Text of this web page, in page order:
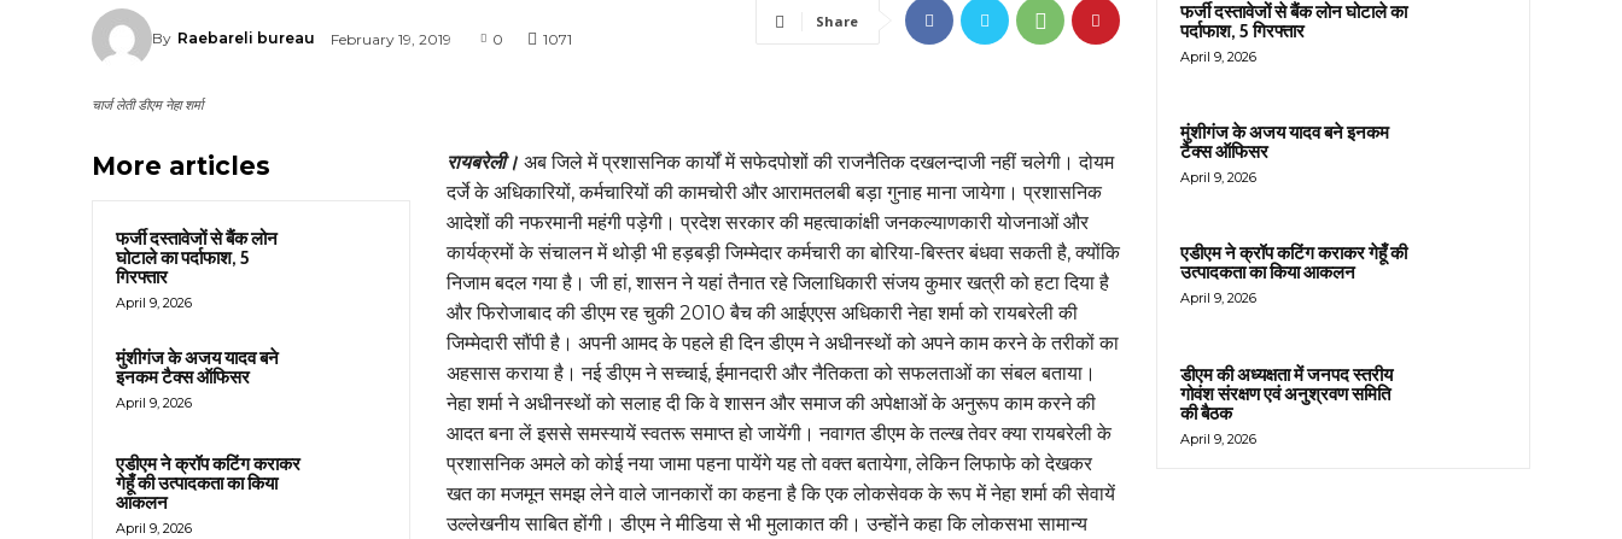
By Raebareli bureau February 19, 2019 0 1071
Share
चार्ज लेती डीएम नेहा शर्मा
More articles
फर्जी दस्तावेजों से बैंक लोन
घोटाले का पर्दाफाश, 5
गिरफ्तार
April 9, 2026
मुंशीगंज के अजय यादव बने
इनकम टैक्स ऑफिसर
April 9, 2026
एडीएम ने क्रॉप कटिंग कराकर
गेहूँ की उत्पादकता का किया
आकलन
April 9, 2026
रायबरेली। अब जिले में प्रशासनिक कार्यों में सफेदपोशों की राजनैतिक दखलन्दाजी नहीं चलेगी। दोयम
दर्जे के अधिकारियों, कर्मचारियों की कामचोरी और आरामतलबी बड़ा गुनाह माना जायेगा। प्रशासनिक
आदेशों की नफरमानी महंगी पड़ेगी। प्रदेश सरकार की महत्वाकांक्षी जनकल्याणकारी योजनाओं और
कार्यक्रमों के संचालन में थोड़ी भी हड़बड़ी जिम्मेदार कर्मचारी का बोरिया-बिस्तर बंधवा सकती है, क्योंकि
निजाम बदल गया है। जी हां, शासन ने यहां तैनात रहे जिलाधिकारी संजय कुमार खत्री को हटा दिया है
और फिरोजाबाद की डीएम रह चुकी 2010 बैच की आईएएस अधिकारी नेहा शर्मा को रायबरेली की
जिम्मेदारी सौंपी है। अपनी आमद के पहले ही दिन डीएम ने अधीनस्थों को अपने काम करने के तरीकों का
अहसास कराया है। नई डीएम ने सच्चाई, ईमानदारी और नैतिकता को सफलताओं का संबल बताया।
नेहा शर्मा ने अधीनस्थों को सलाह दी कि वे शासन और समाज की अपेक्षाओं के अनुरूप काम करने की
आदत बना लें इससे समस्यायें स्वतरू समाप्त हो जायेंगी। नवागत डीएम के तल्ख तेवर क्या रायबरेली के
प्रशासनिक अमले को कोई नया जामा पहना पायेंगे यह तो वक्त बतायेगा, लेकिन लिफाफे को देखकर
खत का मजमून समझ लेने वाले जानकारों का कहना है कि एक लोकसेवक के रूप में नेहा शर्मा की सेवायें
उल्लेखनीय साबित होंगी। डीएम ने मीडिया से भी मुलाकात की। उन्होंने कहा कि लोकसभा सामान्य
फर्जी दस्तावेजों से बैंक लोन घोटाले का
पर्दाफाश, 5 गिरफ्तार
April 9, 2026
मुंशीगंज के अजय यादव बने इनकम
टैक्स ऑफिसर
April 9, 2026
एडीएम ने क्रॉप कटिंग कराकर गेहूँ की
उत्पादकता का किया आकलन
April 9, 2026
डीएम की अध्यक्षता में जनपद स्तरीय
गोवंश संरक्षण एवं अनुश्रवण समिति
की बैठक
April 9, 2026